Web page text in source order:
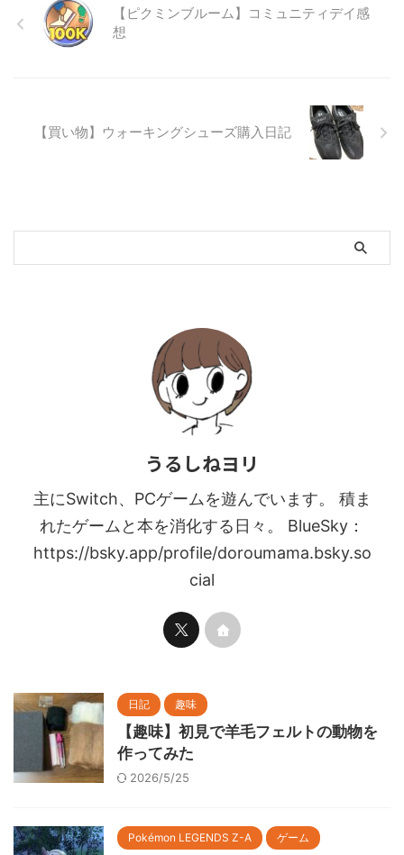
【ピクミンブルーム】コミュニティデイ感
想
【買い物】ウォーキングシューズ購入日記
うるしねヨリ
主にSwitch、PCゲームを遊んでいます。 積ま
れたゲームと本を消化する日々。 BlueSky：
https://bsky.app/profile/doroumama.bsky.so
cial
日記 趣味
【趣味】初見で羊毛フェルトの動物を
作ってみた
2026/5/25
Pokémon LEGENDS Z-A ゲーム